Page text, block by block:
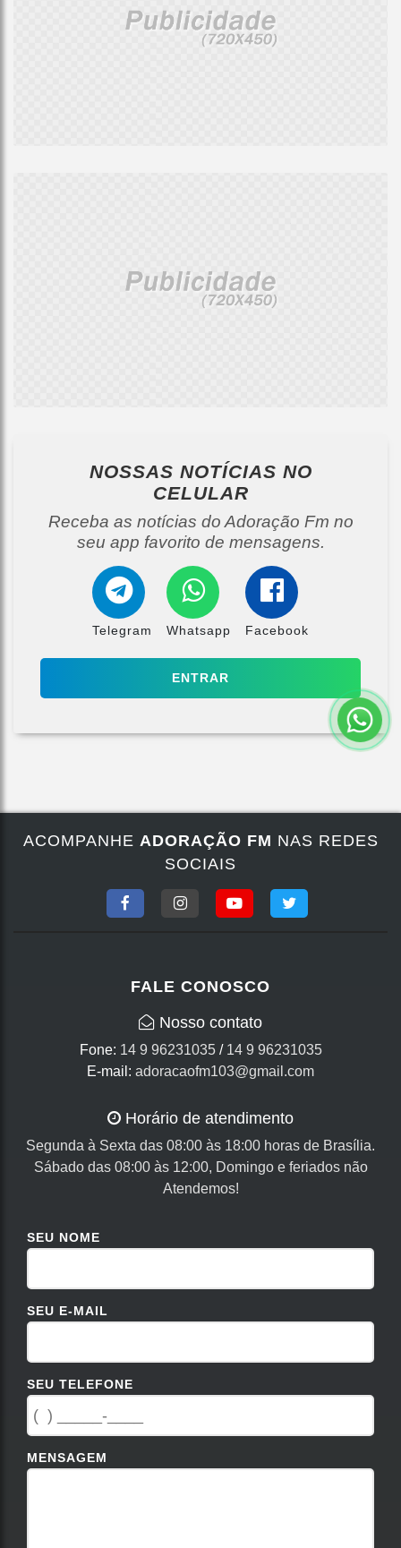
NOSSAS NOTÍCIAS NO
CELULAR
Receba as notícias do Adoração Fm no
seu app favorito de mensagens.
Telegram Whatsapp Facebook
ENTRAR
ACOMPANHE ADORAÇÃO FM NAS REDES
SOCIAIS
FALE CONOSCO
Nosso contato
Fone: 14 9 96231035/ 14 9 96231035
E-mail: adoracaofm103@gmail.com
Horário de atendimento
Segunda à Sexta das 08:00 às 18:00 horas de Brasília.
Sábado das 08:00 às 12:00, Domingo e feriados não
Atendemos!
SEU NOME
SEU E-MAIL
SEU TELEFONE
MENSAGEM